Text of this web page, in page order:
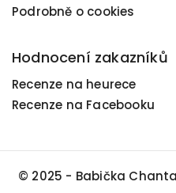
Podrobně o cookies
Hodnocení zakazníků
Recenze na heurece
Recenze na Facebooku
© 2025 - Babička